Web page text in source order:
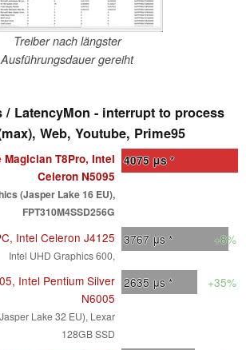
Treiber nach längster
Ausführungsdauer gereiht
/ LatencyMon - interrupt to process
Web, Youtube, Prime95
T8Pro, Intel
Celeron N5095
(Jasper Lake 16 EU),
FPT310M4SSD256G
4075 μs *
Intel Celeron J4125
Intel UHD Graphics 600,
3767 μs * +8%
Intel Pentium Silver
N6005
Lake 32 EU), Lexar
128GB SSD
2635 μs * +35%